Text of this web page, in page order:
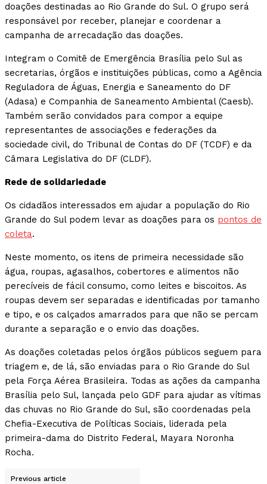
doações destinadas ao Rio Grande do Sul. O grupo será
responsável por receber, planejar e coordenar a
campanha de arrecadação das doações.
Integram o Comitê de Emergência Brasília pelo Sul as
secretarias, órgãos e instituições públicas, como a Agência
Reguladora de Águas, Energia e Saneamento do DF
(Adasa) e Companhia de Saneamento Ambiental (Caesb).
Também serão convidados para compor a equipe
representantes de associações e federações da
sociedade civil, do Tribunal de Contas do DF (TCDF) e da
Câmara Legislativa do DF (CLDF).
Rede de solidariedade
Os cidadãos interessados em ajudar a população do Rio
Grande do Sul podem levar as doações para os pontos de
coleta.
Neste momento, os itens de primeira necessidade são
água, roupas, agasalhos, cobertores e alimentos não
perecíveis de fácil consumo, como leites e biscoitos. As
roupas devem ser separadas e identificadas por tamanho
e tipo, e os calçados amarrados para que não se percam
durante a separação e o envio das doações.
As doações coletadas pelos órgãos públicos seguem para
triagem e, de lá, são enviadas para o Rio Grande do Sul
pela Força Aérea Brasileira. Todas as ações da campanha
Brasília pelo Sul, lançada pelo GDF para ajudar as vítimas
das chuvas no Rio Grande do Sul, são coordenadas pela
Chefia-Executiva de Políticas Sociais, liderada pela
primeira-dama do Distrito Federal, Mayara Noronha
Rocha.
Previous article